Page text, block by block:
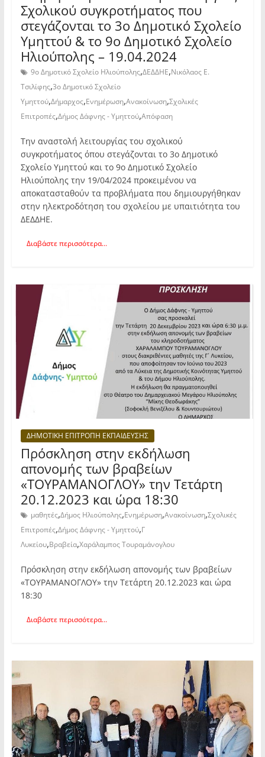
Σχολικού συγκροτήματος που
στεγάζονται το 3ο Δημοτικό Σχολείο
Υμηττού & το 9ο Δημοτικό Σχολείο
Ηλιούπολης – 19.04.2024
9ο Δημοτικό Σχολείο Ηλιούπολης,ΔΕΔΔΗΕ,Νικόλαος Ε.
Τσιλίφης,3ο Δημοτικό Σχολείο
Υμηττού,Δήμαρχος,Ενημέρωση,Ανακοίνωση,Σχολικές
Επιτροπές,Δήμος Δάφνης - Υμηττού,Απόφαση
Την αναστολή λειτουργίας του σχολικού
συγκροτήματος όπου στεγάζονται το 3ο Δημοτικό
Σχολείο Υμηττού και το 9ο Δημοτικό Σχολείο
Ηλιούπολης την 19/04/2024 προκειμένου να
αποκατασταθούν τα προβλήματα που δημιουργήθηκαν
στην ηλεκτροδότηση του σχολείου με υπαιτιότητα του
ΔΕΔΔΗΕ.
Διαβάστε περισσότερα...
ΔΗΜΟΤΙΚΗ ΕΠΙΤΡΟΠΗ ΕΚΠΑΙΔΕΥΣΗΣ
Πρόσκληση στην εκδήλωση
απονομής των βραβείων
«ΤΟΥΡΑΜΑΝΟΓΛΟΥ» την Τετάρτη
20.12.2023 και ώρα 18:30
μαθητές,Δήμος Ηλιούπολης,Ενημέρωση,Ανακοίνωση,Σχολικές
Επιτροπές,Δήμος Δάφνης - Υμηττού,Γ
Λυκείου,Βραβεία,Χαράλαμπος Τουραμάνογλου
Πρόσκληση στην εκδήλωση απονομής των βραβείων
«ΤΟΥΡΑΜΑΝΟΓΛΟΥ» την Τετάρτη 20.12.2023 και ώρα
18:30
Διαβάστε περισσότερα...